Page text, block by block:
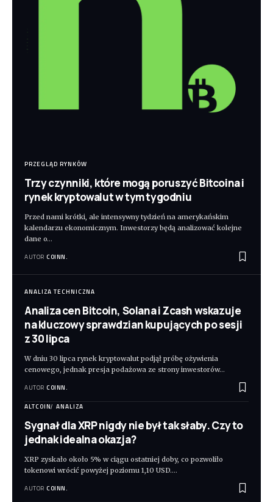
PRZEGLĄD RYNKÓW
Trzy czynniki, które mogą poruszyć Bitcoina i
rynek kryptowalut w tym tygodniu
Przed nami krótki, ale intensywny tydzień na amerykańskim
kalendarzu ekonomicznym. Inwestorzy będą analizować kolejne
dane o…
AUTOR COINN.
ANALIZA TECHNICZNA
Analiza cen Bitcoin, Solana i Zcash wskazuje
na kluczowy sprawdzian kupujących po sesji
z 30 lipca
W dniu 30 lipca rynek kryptowalut podjął próbę ożywienia
cenowego, jednak presja podażowa ze strony inwestorów…
AUTOR COINN.
ALTCOIN ANALIZA
Sygnał dla XRP nigdy nie był tak słaby. Czy to
jednak idealna okazja?
XRP zyskało około 5% w ciągu ostatniej doby, co pozwoliło
tokenowi wrócić powyżej poziomu 1,10 USD.…
AUTOR COINN.